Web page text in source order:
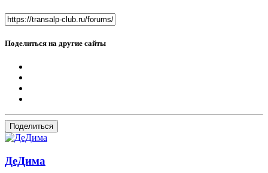
Поделиться на другие сайты
Поделиться
ДеДима